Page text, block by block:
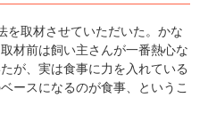
を取材させていただいた。かな
材前は飼い主さんが一番熱心な
が、実は食事に力を入れている
ースになるのが食事、というこ